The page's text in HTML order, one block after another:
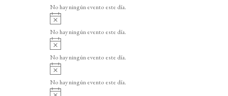
e
n
t
o
s
o
i
o
No hay ningún evento este día.
v
i
o
No hay ningún evento este día.
A
v
i
o
No hay ningún evento este día.
A
v
i
No hay ningún evento este día.